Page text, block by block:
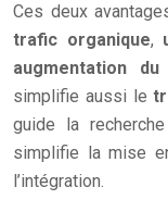
Ces deux
trafic organique,
augmentation du
simplifie aussi le
guide la
simplifie la mise
l’intégration.